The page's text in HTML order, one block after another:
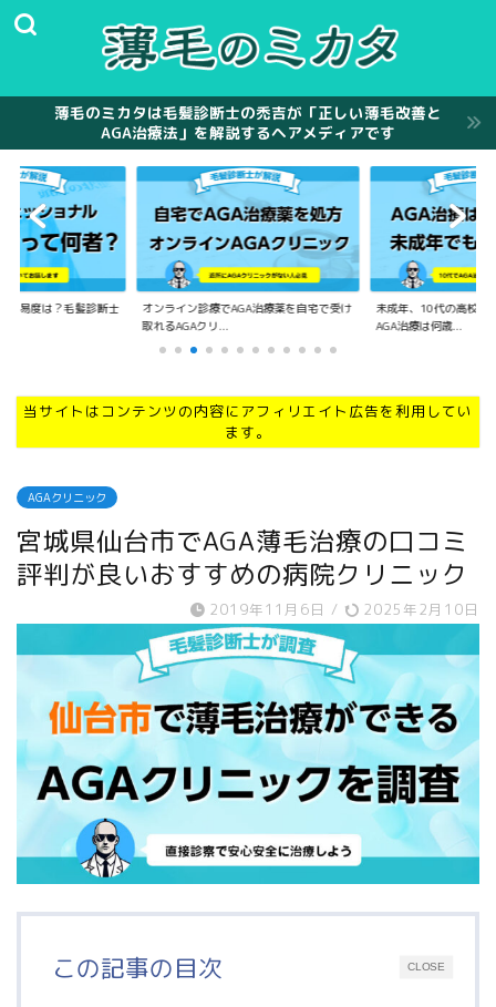
薄毛のミカタは毛髪診断士の禿吉が「正しい薄毛改善と
AGA治療法」を解説するヘアメディアです
難易度は？毛髪診断士
オンライン診療でAGA治療薬を自宅で受け
取れるAGAクリ...
未成年、10代の高校生
AGA治療は何歳...
当サイトはコンテンツの内容にアフィリエイト広告を利用してい
ます。
AGAクリニック
宮城県仙台市でAGA薄毛治療の口コミ
評判が良いおすすめの病院クリニック
2019年11月6日 / 2025年2月10日
CLOSE
この記事の目次